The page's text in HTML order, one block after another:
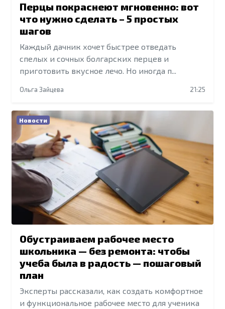
Перцы покраснеют мгновенно: вот
что нужно сделать – 5 простых
шагов
Каждый дачник хочет быстрее отведать
спелых и сочных болгарских перцев и
приготовить вкусное лечо. Но иногда п...
Ольга Зайцева 21:25
Новости
Обустраиваем рабочее место
школьника — без ремонта: чтобы
учеба была в радость — пошаговый
план
Эксперты рассказали, как создать комфортное
и функциональное рабочее место для ученика